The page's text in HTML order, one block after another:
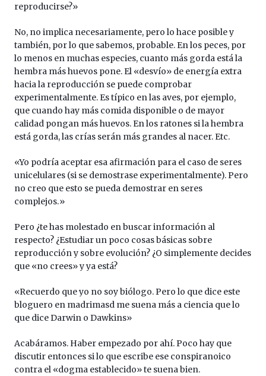
reproducirse?»
No, no implica necesariamente, pero lo hace posible y
también, por lo que sabemos, probable. En los peces, por
lo menos en muchas especies, cuanto más gorda está la
hembra más huevos pone. El «desvío» de energía extra
hacia la reproducción se puede comprobar
experimentalmente. Es típico en las aves, por ejemplo,
que cuando hay más comida disponible o de mayor
calidad pongan más huevos. En los ratones si la hembra
está gorda, las crías serán más grandes al nacer. Etc.
«Yo podría aceptar esa afirmación para el caso de seres
unicelulares (si se demostrase experimentalmente). Pero
no creo que esto se pueda demostrar en seres
complejos.»
Pero ¿te has molestado en buscar información al
respecto? ¿Estudiar un poco cosas básicas sobre
reproducción y sobre evolución? ¿O simplemente decides
que «no crees» y ya está?
«Recuerdo que yo no soy biólogo. Pero lo que dice este
bloguero en madrimasd me suena más a ciencia que lo
que dice Darwin o Dawkins»
Acabáramos. Haber empezado por ahí. Poco hay que
discutir entonces si lo que escribe ese conspiranoico
contra el «dogma establecido» te suena bien.